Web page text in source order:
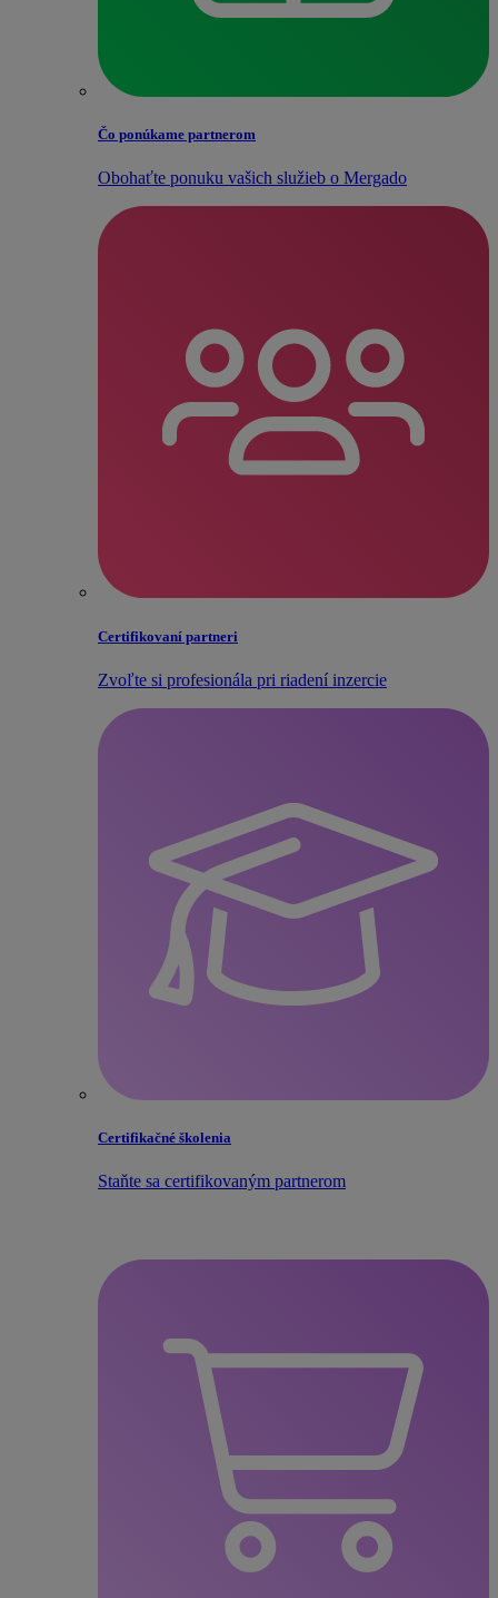
Čo ponúkame partnerom
Obohaťte ponuku vašich služieb o Mergado
Certifikovaní partneri
Zvoľte si profesionála pri riadení inzercie
Certifikačné školenia
Staňte sa certifikovaným partnerom